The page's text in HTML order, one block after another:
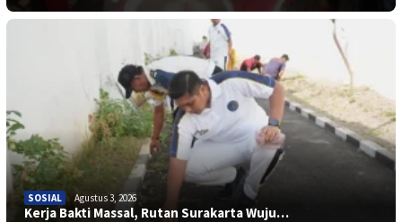
SOSIAL Agustus 3, 2026
Kerja Bakti Massal, Rutan Surakarta Wuju…